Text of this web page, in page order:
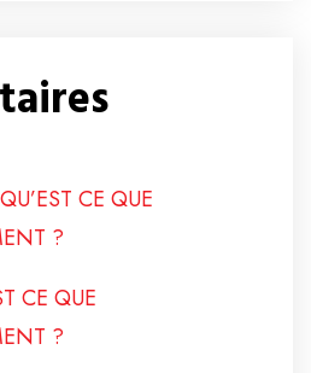
QU’EST CE QUE
?
CE QUE
?